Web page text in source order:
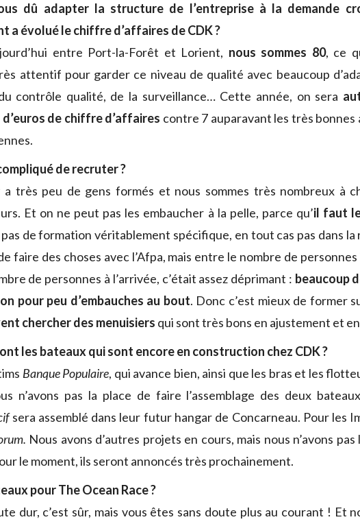
dû adapter la structure de l’entreprise à la demande
a évolué le chiffre d’affaires de CDK ?
entre Port-la-Forêt et Lorient, nous sommes 80, ce
attentif pour garder ce niveau de qualité avec beaucoup
contrôle qualité, de la surveillance… Cette année, on sera
de chiffre d’affaires contre 7 auparavant les très bonnes
de recruter ?
a très peu de gens formés et nous sommes très nombreux à
Et on ne peut pas les embaucher à la pelle, parce qu’il faut
pas de formation véritablement spécifique, en tout cas pas dans la
faire des choses avec l’Afpa, mais entre le nombre de
de personnes à l’arrivée, c’était assez déprimant : beaucoup
pour peu d’embauches au bout. Donc c’est mieux de former
chercher des menuisiers qui sont très bons en ajustement et
les bateaux qui sont encore en construction chez CDK ?
Banque Populaire, qui avance bien, ainsi que les bras et les
n’avons pas la place de faire l’assemblage des deux
sera assemblé dans leur futur hangar de Concarneau. Pour les
Nous avons d’autres projets en cours, mais nous n’avons pas
le moment, ils seront annoncés très prochainement.
pour The Ocean Race ?
dur, c’est sûr, mais vous êtes sans doute plus au courant ! Et